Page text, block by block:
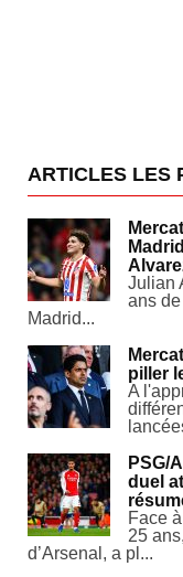
ARTICLES LES
Julian
ans
Madrid...
piller
A
PSG/
duel
Face
25
d’Arsenal, a pl...